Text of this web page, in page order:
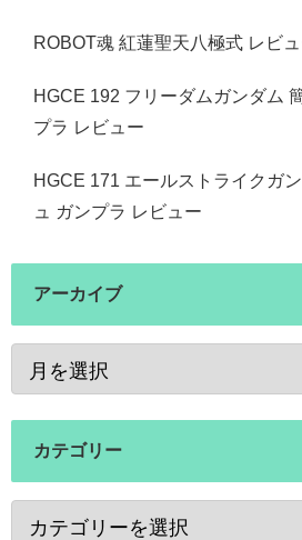
ROBOT魂 紅蓮聖天八極式 レビ
HGCE 192 フリーダムガンダム
プラ レビュー
HGCE 171 エールストライクガ
ュ ガンプラ レビュー
アーカイブ
カテゴリー